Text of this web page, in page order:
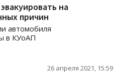
на
причин
автомобиля
в КУоАП
26 апреля 2021, 15:59